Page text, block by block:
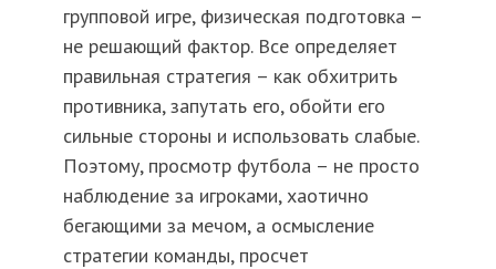
групповой игре, физическая подготовка –
не решающий фактор. Все определяет
правильная стратегия – как обхитрить
противника, запутать его, обойти его
сильные стороны и использовать слабые.
Поэтому, просмотр футбола – не просто
наблюдение за игроками, хаотично
бегающими за мечом, а осмысление
стратегии команды, просчет